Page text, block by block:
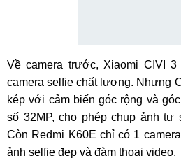
Về camera trước, Xiaomi CIVI
camera selfie chất lượng. Nhưng
kép với cảm biến góc rộng và
số 32MP, cho phép chụp ảnh
Còn Redmi K60E chỉ có 1
ảnh selfie đẹp và đàm thoại video.